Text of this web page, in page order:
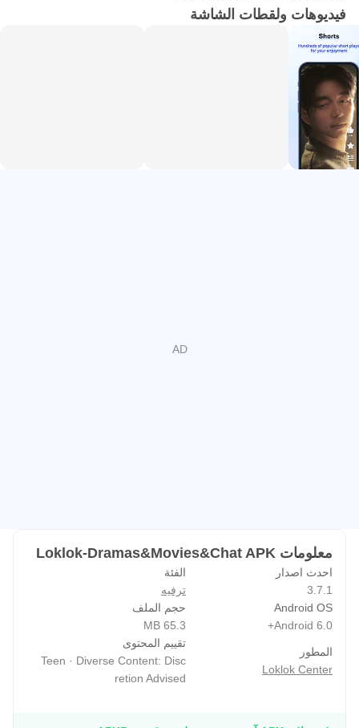
والمجتمع
تشغيل 4K HDR وتوصيات ذكية ومزامنة عبر الأجهزة
مكتبة غنية وجودة 4K HDR بتكيّف الشبكة
يوفر محتوى متنوعاً يغطي الأعمال الطويلة والوثائقيات وحتى
الجودة تلقائياً مع سرعة الإنترنت يجنّب التقطيع، بينما يمكنك
تتيح ترجمات بأكثر من لغة متابعة الأعمال العالمية بسهولة، من
تسمح ميزة التنزيل بحفظ الحلقات والأفلام لمشاهدتها لاحقاً من
دون إنترنت، وهي مناسبة للرحلات أو المواصلات. يمكن تنزيل
موسم كامل في المساء وتصفحه صباحاً بلا القلق من الشبكة.
يجب الانتباه إلى سعة التخزين خاصة مع الجودة العالية، لذا يفيد
اختيار دقة أقل عند الحاجة ثم حذف العناصر المكتملة لتوفير
المساحة. بهذه المرونة، يوازن Loklok بين جودة الصورة
فيديوهات ولقطات الشاشة
معلومات Loklok-Dramas&Movies&Chat APK
احدث اصدار
3.7.1
الفئة
ترفيه
Android OS
Android 6.0+
حجم الملف
65.3 MB
المطور
Loklok Center
تقييم المحتوى
Teen · Diverse Content: Disc
retion Advised